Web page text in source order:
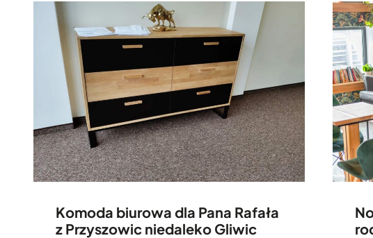
Komoda biurowa dla Pana Rafała
z Przyszowic niedaleko Gliwic